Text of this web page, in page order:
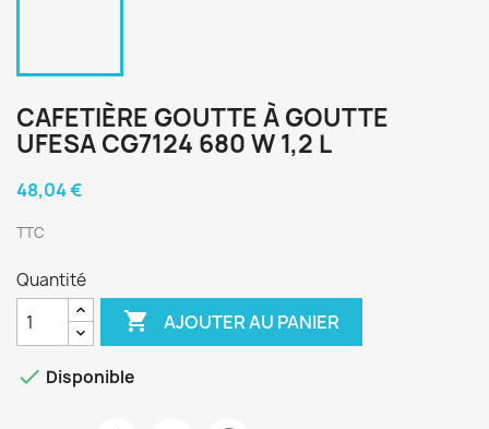
CAFETIÈRE GOUTTE À GOUTTE
UFESA CG7124 680 W 1,2 L
48,04 €
TTC
Quantité
 AJOUTER AU PANIER
 Disponible